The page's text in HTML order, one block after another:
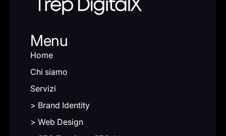
Menu
Home
Chi siamo
Servizi
> Brand Identity
> Web Design